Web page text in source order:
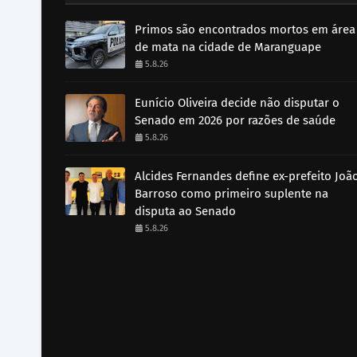
Primos são encontrados mortos em área
de mata na cidade de Maranguape
5.8.26
Eunício Oliveira decide não disputar o
Senado em 2026 por razões de saúde
5.8.26
Alcides Fernandes define ex-prefeito
Barroso como primeiro suplente na
disputa ao Senado
5.8.26